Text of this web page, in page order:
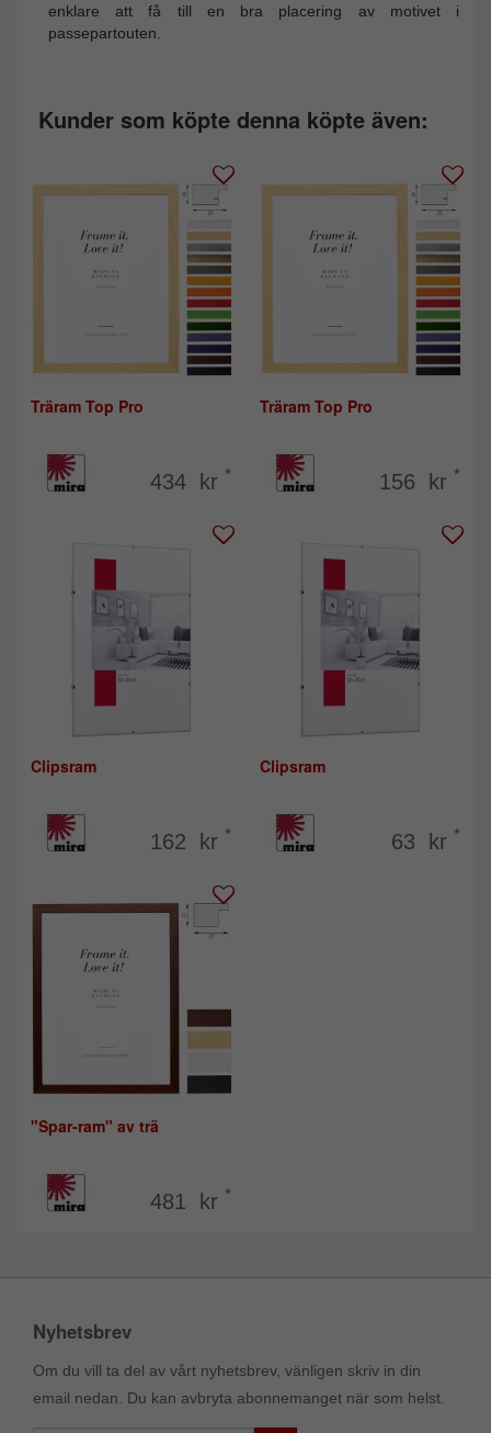
enklare att få till en bra placering av motivet i
passepartouten.
Kunder som köpte denna köpte även:
Träram Top Pro
434 kr *
Träram Top Pro
156 kr *
Clipsram
162 kr *
Clipsram
63 kr *
"Spar-ram" av trä
481 kr *
Nyhetsbrev
Om du vill ta del av vårt nyhetsbrev, vänligen skriv in din
email nedan. Du kan avbryta abonnemanget när som helst.